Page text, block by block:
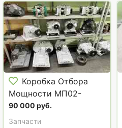
Коробка Отбора
Мощности МП02-
4215008 на КАМАЗ.
90 000 руб.
Запчасти